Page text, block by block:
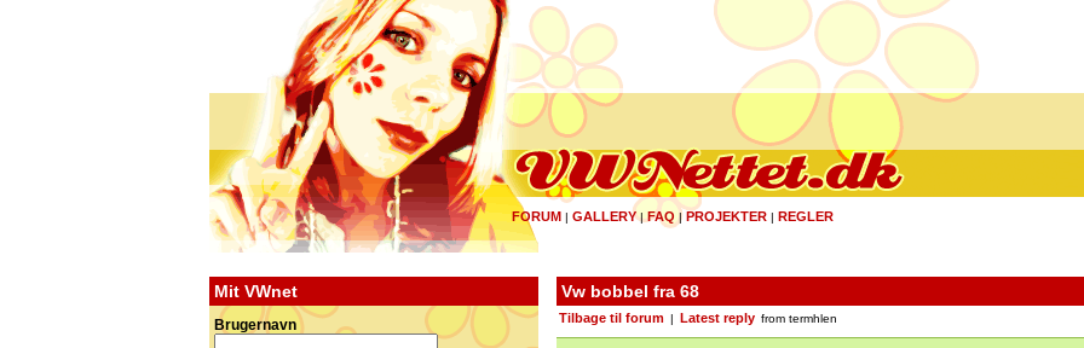
FORUM | GALLERY|FAQ | PROJEKTER | REGLER
Mit VWnet
Brugernavn
Vw bobbel fra 68
Tilbage til forum Latest reply from termhlen